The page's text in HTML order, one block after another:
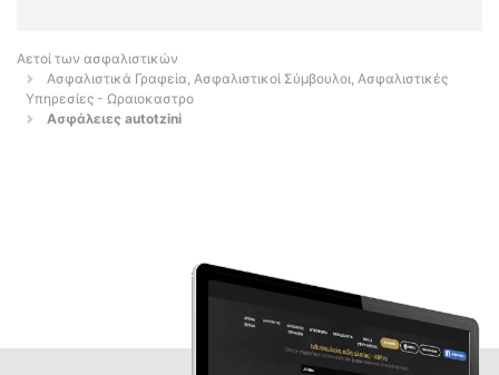
Αετοί των ασφαλιστικών
Ασφαλιστικά Γραφεία, Ασφαλιστικοί Σύμβουλοι, Ασφαλιστικές
Υπηρεσίες - Ωραιοκαστρο
Ασφάλειες autotzini